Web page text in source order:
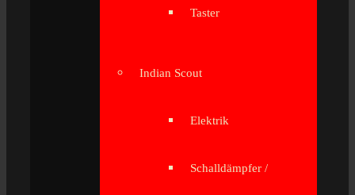
Taster
Indian Scout
Elektrik
Schalldämpfer /